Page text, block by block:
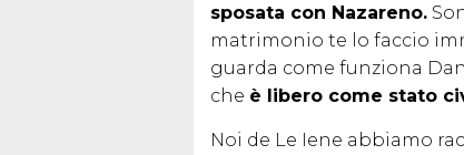
sposata con Nazareno.
matrimonio te lo faccio
guarda come funziona
che è libero come stato
Noi de Le Iene abbiamo